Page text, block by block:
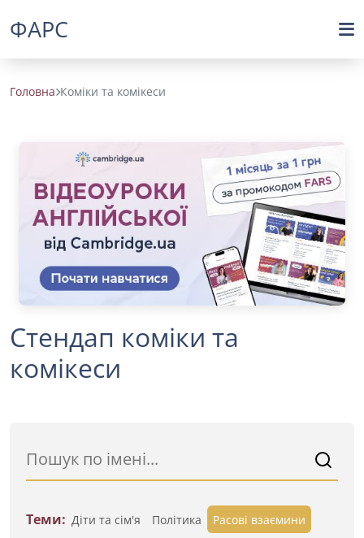
ФАРС
Головна Коміки та комікеси
Стендап коміки та
комікеси
Теми: Діти та сім'я Політика
Расові взаємини